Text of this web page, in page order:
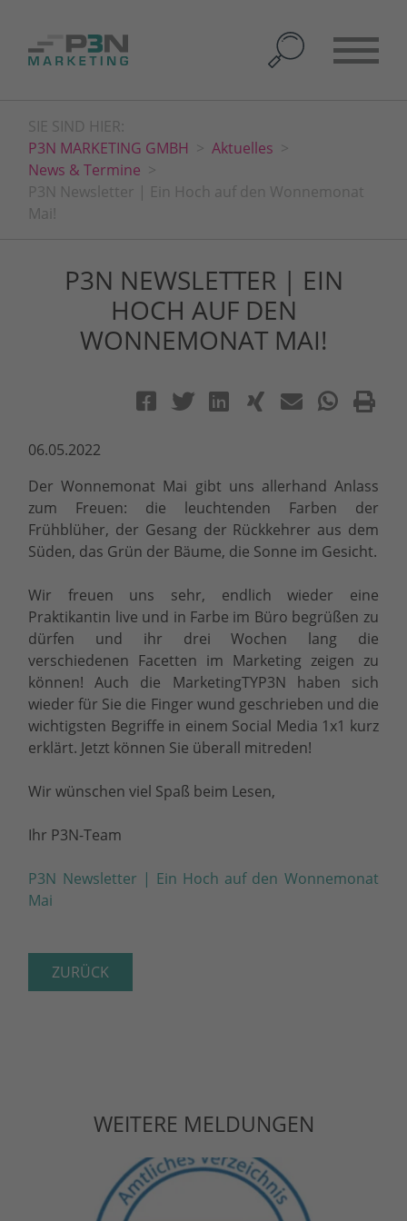
SIE SIND HIER:
P3N MARKETING GMBH
Aktuelles
News & Termine
P3N Newsletter | Ein Hoch auf den Wonnemonat
Mai!
P3N NEWSLETTER | EIN
HOCH AUF DEN
WONNEMONAT MAI!
06.05.2022
Der Wonnemonat Mai gibt uns allerhand Anlass
zum Freuen: die leuchtenden Farben der
Frühblüher, der Gesang der Rückkehrer aus dem
Süden, das Grün der Bäume, die Sonne im Gesicht.
Wir freuen uns sehr, endlich wieder eine
Praktikantin live und in Farbe im Büro begrüßen zu
dürfen und ihr drei Wochen lang die
verschiedenen Facetten im Marketing zeigen zu
können! Auch die MarketingTYP3N haben sich
wieder für Sie die Finger wund geschrieben und die
wichtigsten Begriffe in einem Social Media 1x1 kurz
erklärt. Jetzt können Sie überall mitreden!
Wir wünschen viel Spaß beim Lesen,
Ihr P3N-Team
P3N Newsletter | Ein Hoch auf den Wonnemonat
Mai
ZURÜCK
WEITERE MELDUNGEN